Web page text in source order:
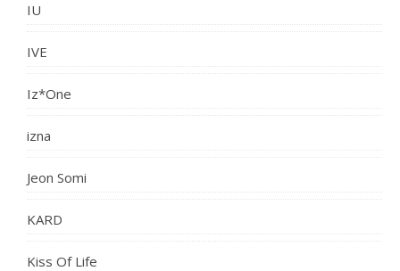
IU
IVE
Iz*One
izna
Jeon Somi
KARD
Kiss Of Life